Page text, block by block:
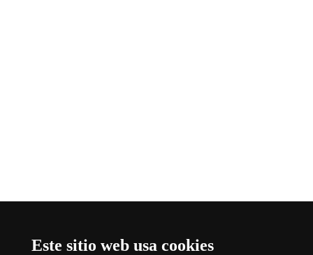
Este sitio web usa cookies